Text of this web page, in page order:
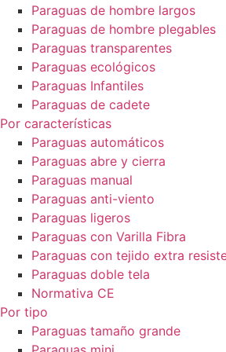
Paraguas de hombre largos
Paraguas de hombre plegables
Paraguas transparentes
Paraguas ecológicos
Paraguas Infantiles
Paraguas de cadete
Por características
Paraguas automáticos
Paraguas abre y cierra
Paraguas manual
Paraguas anti-viento
Paraguas ligeros
Paraguas con Varilla Fibra
Paraguas con tejido extra
Paraguas doble tela
Normativa CE
Por tipo
Paraguas tamaño grande